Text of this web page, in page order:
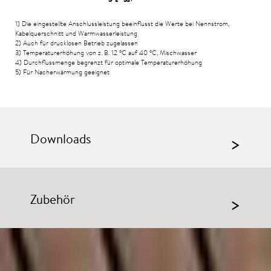
1) Die eingestellte Anschlussleistung beeinflusst die Werte bei Nennstrom,
Kabelquerschnitt und Warmwasserleistung
2) Auch für drucklosen Betrieb zugelassen
3) Temperaturerhöhung von z. B. 12°Cauf 40°C, Mischwasser
4) Durchflussmenge begrenzt für optimale Temperaturerhöhung
5) Für Nacherwärmung geeignet
Downloads >
Zubehör >